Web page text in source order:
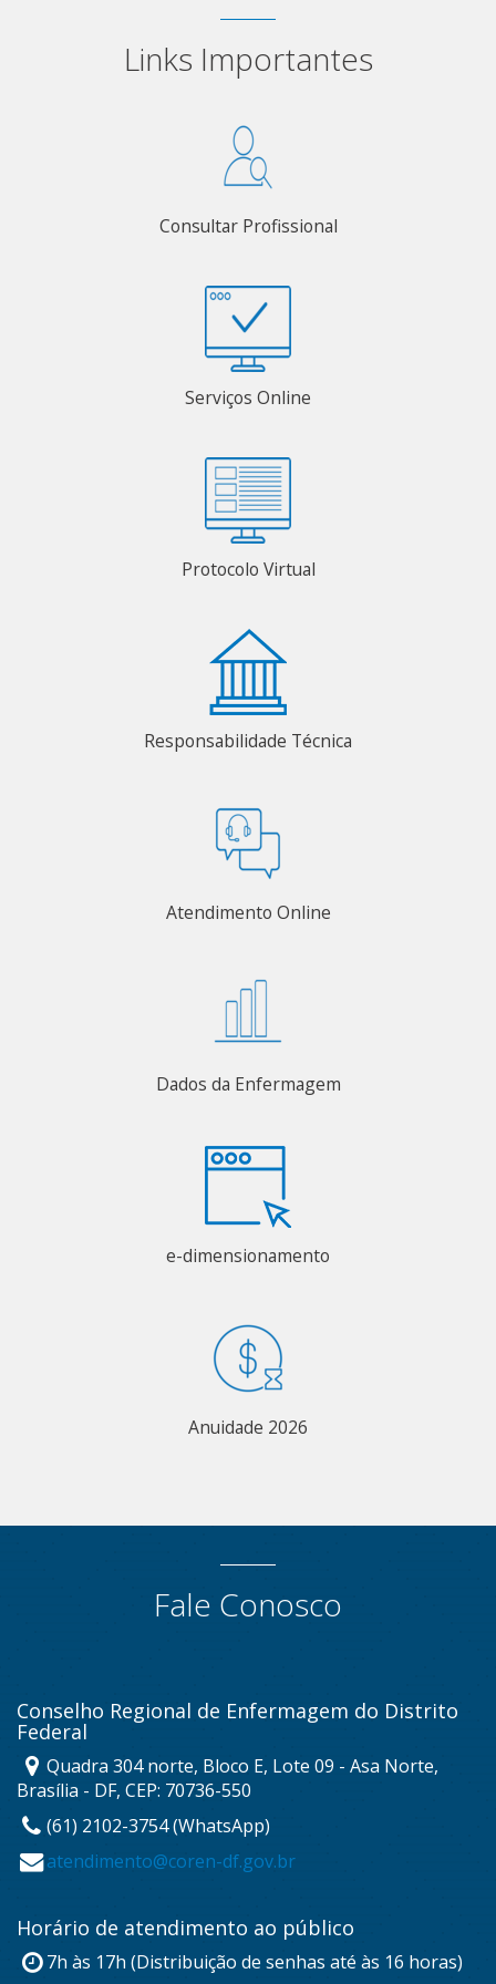
Links Importantes
Consultar Profissional
Serviços Online
Protocolo Virtual
Responsabilidade Técnica
Atendimento Online
Dados da Enfermagem
e-dimensionamento
Anuidade 2026
Fale Conosco
Conselho Regional de Enfermagem do Distrito
Federal
Quadra 304 norte, Bloco E, Lote 09 - Asa Norte,
Brasília - DF, CEP: 70736-550
(61) 2102-3754 (WhatsApp)
atendimento@coren-df.gov.br
Horário de atendimento ao público
7h às 17h (Distribuição de senhas até às 16 horas)